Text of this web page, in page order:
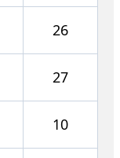
26
27
10